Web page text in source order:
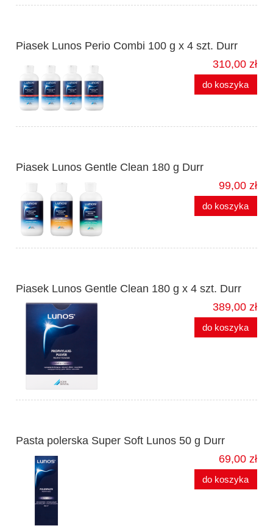
Piasek Lunos Perio Combi 100 g x 4 szt. Durr
310,00 zł
do koszyka
Piasek Lunos Gentle Clean 180 g Durr
99,00 zł
do koszyka
Piasek Lunos Gentle Clean 180 g x 4 szt. Durr
389,00 zł
do koszyka
Pasta polerska Super Soft Lunos 50 g Durr
69,00 zł
do koszyka